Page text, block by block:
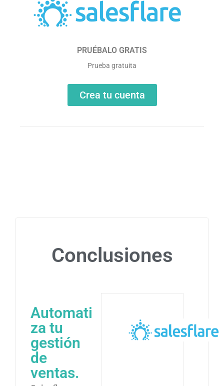
PRUÉBALO GRATIS
Prueba gratuita
Crea tu cuenta
Conclusiones
Automati
za tu
gestión
de
ventas.